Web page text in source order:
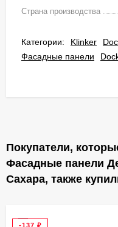
Страна производства
Категории: Klinker
Фасадные панели
Покупатели,
Фасадные панели
Сахара, также
-137 ₽